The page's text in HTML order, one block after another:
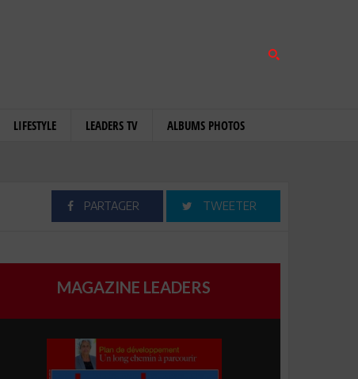
LIFESTYLE LEADERS TV ALBUMS PHOTOS
PARTAGER TWEETER
MAGAZINE LEADERS